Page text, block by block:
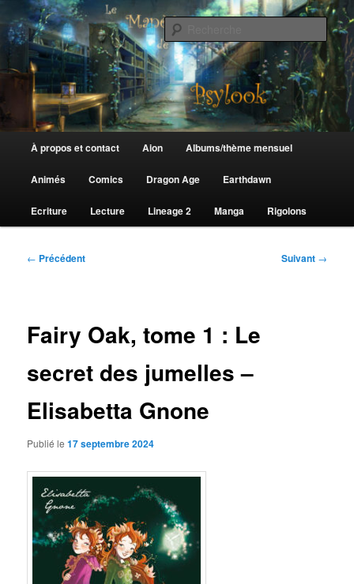
au
contenu
principalLe Manège de Psylook
principal
À propos et contact Aion Albums/thème mensuel
Animés Comics Dragon Age Earthdawn
Ecriture Lecture Lineage 2 Manga Rigolons
Navigation
← Précédent Suivant →
Fairy Oak, tome 1 : Le
secret des jumelles –
Elisabetta Gnone
Publié le17 septembre 2024